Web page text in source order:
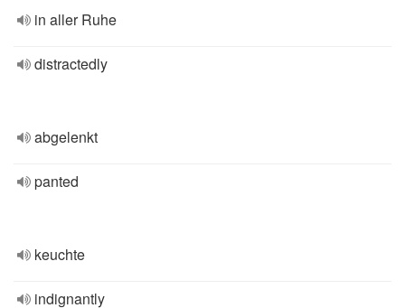
in aller Ruhe
distractedly
abgelenkt
panted
keuchte
indignantly